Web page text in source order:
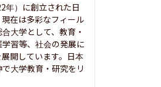
年）に創立された日
在は多彩なフィール
大学として、教育・
習等、社会の発展に
開しています。日本
大学教育・研究をリ